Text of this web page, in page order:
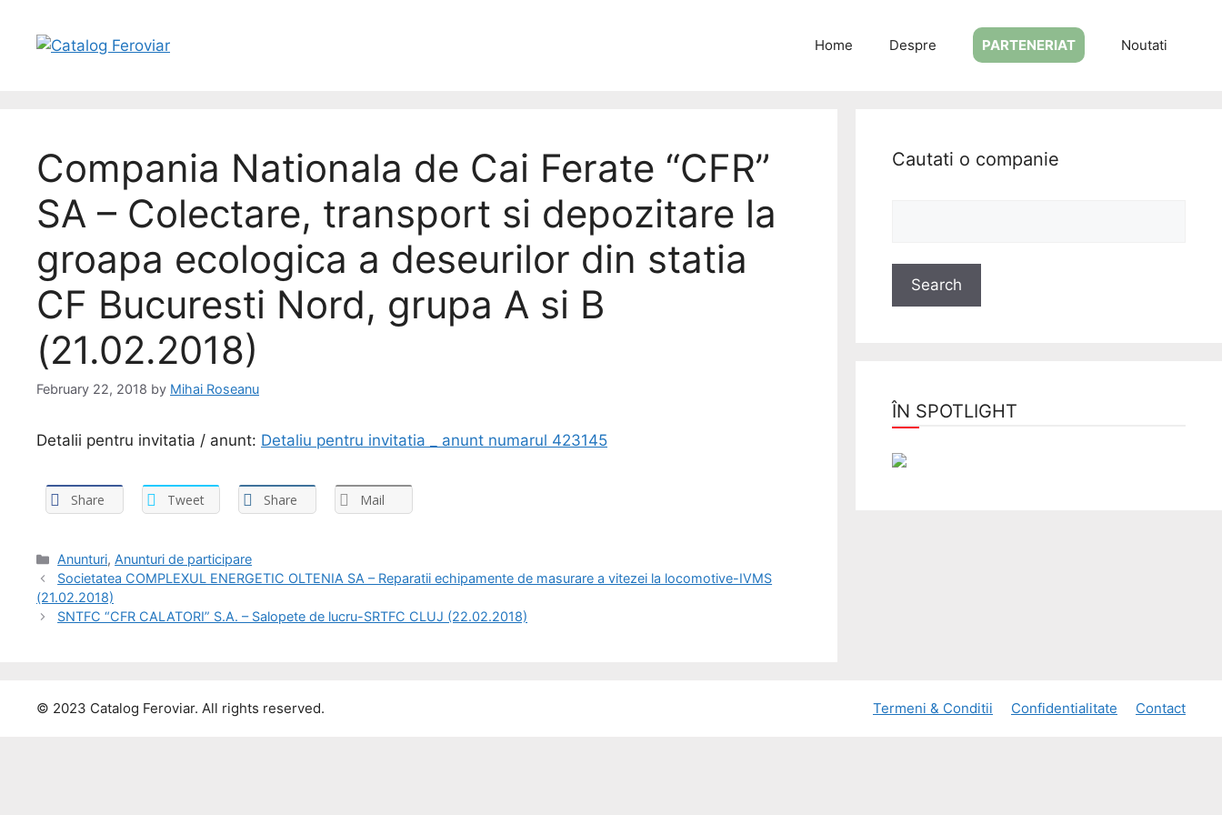
Home Despre PARTENERIAT Noutati
Compania Nationala de Cai Ferate “CFR”
SA – Colectare, transport si depozitare la
groapa ecologica a deseurilor din statia
CF Bucuresti Nord, grupa A si B
(21.02.2018)
February 22, 2018 by Mihai Roseanu
Detalii pentru invitatia / anunt: Detaliu pentru invitatia _ anunt numarul 423145
Share Tweet Share Mail
Anunturi, Anunturi de participare
Societatea COMPLEXUL ENERGETIC OLTENIA SA – Reparatii echipamente de masurare a vitezei la locomotive-IVMS
(21.02.2018)
SNTFC “CFR CALATORI” S.A. – Salopete de lucru-SRTFC CLUJ (22.02.2018)
Cautati o companie
ÎN SPOTLIGHT
Termeni & Conditii Confidentialitate Contact
© 2023 Catalog Feroviar. All rights reserved.